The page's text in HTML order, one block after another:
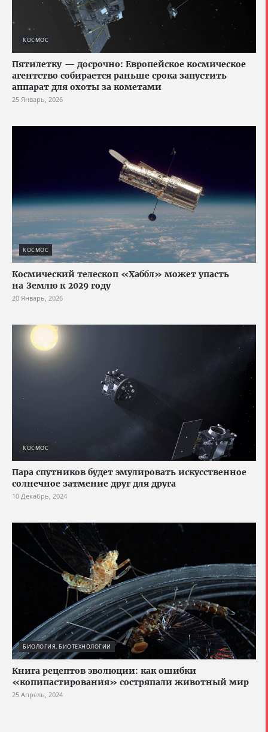
КОСМОС
Пятилетку — досрочно: Европейское космическое
агентство собирается раньше срока запустить
аппарат для охоты за кометами
25 Январь, 2026
КОСМОС
Космический телескоп «Хаббл» может упасть
на Землю к 2029 году
20 Январь, 2026
КОСМОС
Пара спутников будет эмулировать искусственное
солнечное затмение друг для друга
10 Декабрь, 2024
БИОЛОГИЯ, БИОТЕХНОЛОГИИ
Книга рецептов эволюции: как ошибки
«копипастирования» состряпали животный мир
25 Апрель, 2024